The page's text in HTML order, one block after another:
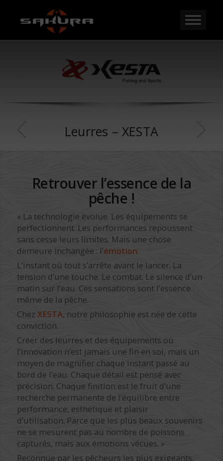
Leurres – XESTA
Retrouver l’essence de la
pêche !
« La technologie évolue. Les équipements se
perfectionnent. Les performances repoussent
sans cesse leurs limites. Mais une chose
demeure inchangée : l’émotion.
L’instant où tout s’arrête avant le lancer. La
tension d’une touche. Le combat. Le silence d’un
matin sur l’eau. Ces sensations sont l’essence
même de la pêche.
Chez XESTA, notre philosophie est née de cette
conviction.
Créer des leurres et des équipements où
l’innovation n’est jamais une fin en soi, mais un
moyen de magnifier chaque instant passé au
bord de l’eau. Chaque détail est pensé avec
précision. Chaque finition est le fruit d’une
recherche permanente de l’équilibre entre
performance, esthétique et plaisir
d’utilisation. Parce que les plus beaux souvenirs
ne se mesurent pas au nombre de poissons
capturés, mais aux émotions vécues. »
Reconnue par les pêcheurs les plus exigeants,